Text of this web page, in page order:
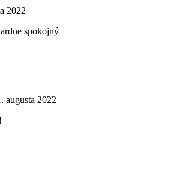
2022
spokojný
augusta 2022